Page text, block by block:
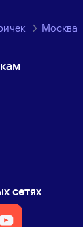
Москва
сетях